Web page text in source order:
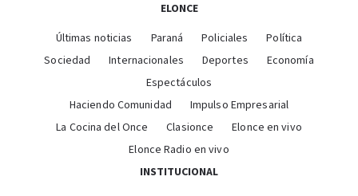
ELONCE
Últimas noticias Paraná Policiales
Política
Sociedad
Internacionales Deportes
Economía
Espectáculos
Haciendo Comunidad
Impulso Empresarial
La Cocina del Once
Clasionce
Elonce en vivo
Elonce Radio en vivo
INSTITUCIONAL